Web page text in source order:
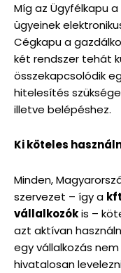
Míg az Ügyfélkapu
ügyeinek
Cégkapu a
két rendszer tehát
összekapcsolódik
hitelesítés
illetve belépéshez.
Ki köteles
Minden,
szervezet – így a
vállalkozókis –
azt aktívan
egy vállalkozás
hivatalosan